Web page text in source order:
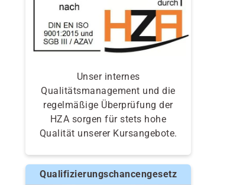
Unser internes
Qualitätsmanagement und die
regelmäßige Überprüfung der
HZA sorgen für stets hohe
Qualität unserer Kursangebote.
Qualifizierungschancengesetz